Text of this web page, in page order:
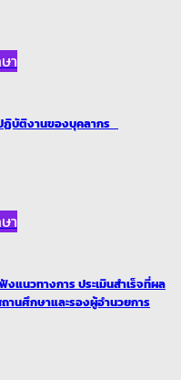
า
ฏิบัติงานของบุคลากร
า
แนวทางการ ประเมินสำเร็จที่ผล
านศึกษาและรองผู้อำนวยการ